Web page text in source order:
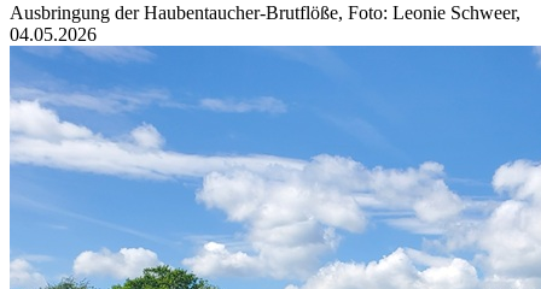
Ausbringung der Haubentaucher-Brutflöße, Foto: Leonie Schweer,
04.05.2026